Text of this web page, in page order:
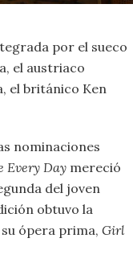
por el sueco
el austriaco
el británico Ken
nominaciones
Every Day mereció
del joven
obtuvo la
ópera prima, Girl